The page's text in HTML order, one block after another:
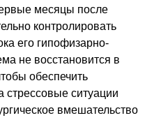
месяцы после
контролировать
его гипофизарно-
не восстановится в
обеспечить
стрессовые ситуации
вмешательство